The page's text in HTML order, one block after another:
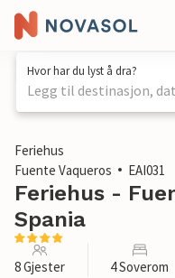
Hvor har du lyst å dra?
Legg til destinasjon,
1 / 28
Feriehus
Fuente Vaqueros
EAI031
Feriehus -
Spania
8 Gjester 4 Soverom